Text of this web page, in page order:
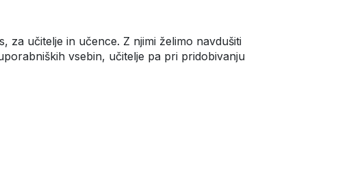
učitelje in učence. Z njimi želimo navdušiti
vsebin, učitelje pa pri pridobivanju